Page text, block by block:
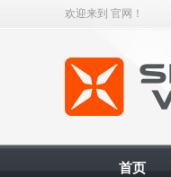
欢迎来到 官网！
智能缠绕
首页